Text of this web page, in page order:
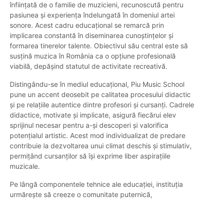
înființată de o familie de muzicieni, recunoscută pentru
pasiunea și experiența îndelungată în domeniul artei
sonore. Acest cadru educațional se remarcă prin
implicarea constantă în diseminarea cunoștințelor și
formarea tinerelor talente. Obiectivul său central este să
susțină muzica în România ca o opțiune profesională
viabilă, depășind statutul de activitate recreativă.
Distingându-se în mediul educațional, Piu Music School
pune un accent deosebit pe calitatea procesului didactic
și pe relațiile autentice dintre profesori și cursanți. Cadrele
didactice, motivate și implicate, asigură fiecărui elev
sprijinul necesar pentru a-și descoperi și valorifica
potențialul artistic. Acest mod individualizat de predare
contribuie la dezvoltarea unui climat deschis și stimulativ,
permițând cursanților să își exprime liber aspirațiile
muzicale.
Pe lângă componentele tehnice ale educației, instituția
urmărește să creeze o comunitate puternică,